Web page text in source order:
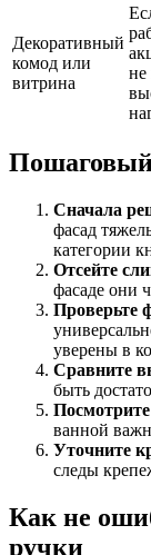
Декоративный
комод или
витрина
не
Пошаговый
Сначала
фасад
категории
Отсейте
фасаде они
Проверьте
уверены в
Сравните
быть
ванной
Уточните
следы
Как не
ручки